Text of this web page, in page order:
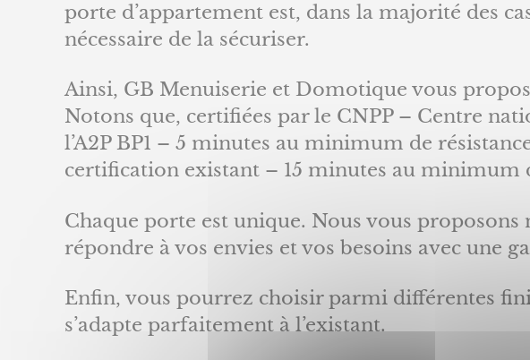
porte d’appartement est, dans la majorité des
nécessaire de la sécuriser.
Ainsi, GB Menuiserie et Domotique vous
Notons que, certifiées par le CNPP – Centre
l’A2P BP1 – 5 minutes au minimum de
certification existant – 15 minutes au minimum
Chaque porte est unique. Nous vous
répondre à vos envies et vos besoins avec une
Enfin, vous pourrez choisir parmi différentes
s’adapte parfaitement à l’existant.